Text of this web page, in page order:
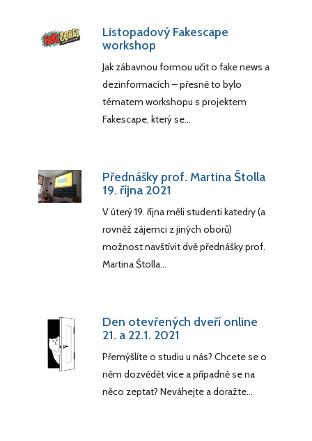
Listopadový Fakescape
workshop
Jak zábavnou formou učit o fake news a
dezinformacích – přesně to bylo
tématem workshopu s projektem
Fakescape, který se…
Přednášky prof. Martina Štolla
19. října 2021
V úterý 19. října měli studenti katedry (a
rovněž zájemci z jiných oborů)
možnost navštívit dvě přednášky prof.
Martina Štolla…
Den otevřených dveří online
21. a 22.1. 2021
Přemýšlíte o studiu u nás? Chcete se o
něm dozvědět více a případně se na
něco zeptat? Neváhejte a doražte…